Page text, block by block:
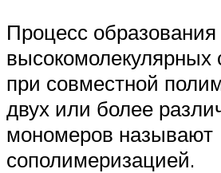
Процесс образования
высокомолекулярных
при совместной
двух или более
мономеров называют
сополимеризацией.